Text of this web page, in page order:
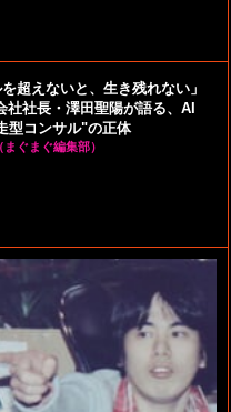
を超えないと、生き残れない」
社社長・澤田聖陽が語る、AI
型コンサル"の正体
ぐまぐ編集部）